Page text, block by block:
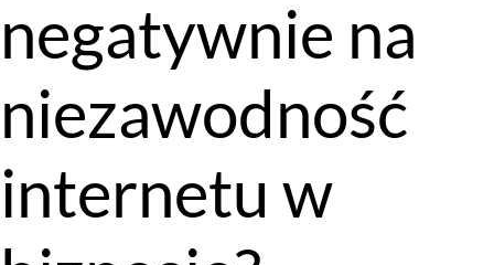
negatywnie na
niezawodność
internetu w